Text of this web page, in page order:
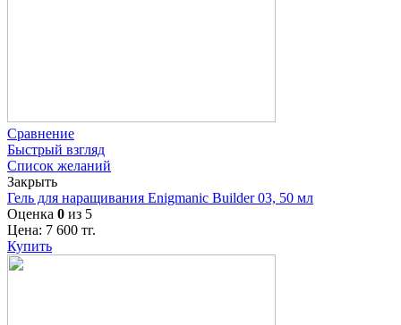
Сравнение
Быстрый взгляд
Список желаний
Закрыть
Гель для наращивания Enigmanic Builder 03, 50 мл
Оценка 0 из 5
Цена: 7 600 тг.
Купить